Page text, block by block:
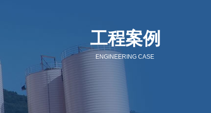
工程案例
ENGINEERING CASE